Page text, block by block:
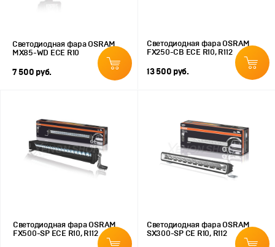
Светодиодная фара OSRAM
MX85-WD ECE R10
7 500 руб.
Светодиодная фара OSRAM
FX250-CB ECE R10, R112
13 500 руб.
Светодиодная фара OSRAM
FX500-SP ECE R10, R112
Светодиодная фара OSRAM
SX300-SP CE R10, R112